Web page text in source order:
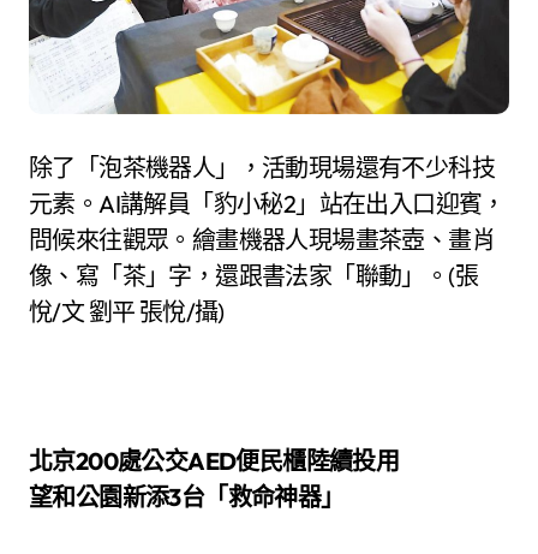
除了「泡茶機器人」，活動現場還有不少科技
元素。AI講解員「豹小秘2」站在出入口迎賓，
問候來往觀眾。繪畫機器人現場畫茶壺、畫肖
像、寫「茶」字，還跟書法家「聯動」。(張
悅/文 劉平 張悅/攝)
北京200處公交AED便民櫃陸續投用
望和公園新添3台「救命神器」